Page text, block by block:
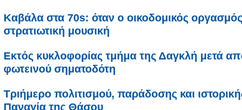
Καβάλα στα 70s: όταν ο οικοδομικός
στρατιωτική μουσική
Εκτός κυκλοφορίας τμήμα της Δαγκλή μετά
φωτεινού σηματοδότη
Τριήμερο πολιτισμού, παράδοσης και
Παναγία της Θάσου